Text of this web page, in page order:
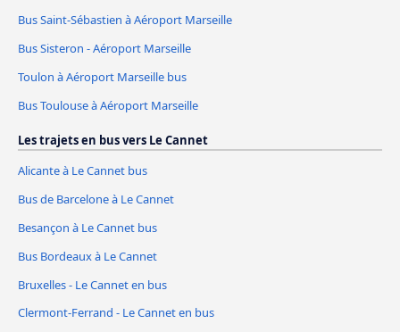
Bus Saint-Sébastien à Aéroport Marseille
Bus Sisteron - Aéroport Marseille
Toulon à Aéroport Marseille bus
Bus Toulouse à Aéroport Marseille
Les trajets en bus vers Le Cannet
Alicante à Le Cannet bus
Bus de Barcelone à Le Cannet
Besançon à Le Cannet bus
Bus Bordeaux à Le Cannet
Bruxelles - Le Cannet en bus
Clermont-Ferrand - Le Cannet en bus